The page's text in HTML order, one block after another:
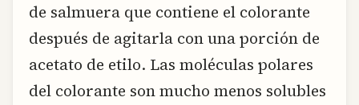
de salmuera que contiene el colorante
después de agitarla con una porción de
acetato de etilo. Las moléculas polares
del colorante son mucho menos solubles